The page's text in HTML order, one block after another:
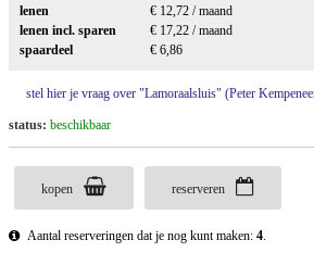
lenen
€ 12,72 / maand
lenen incl. sparen
€ 17,22 / maand
spaardeel
€ 6,86
stel hier je vraag over "Lamoraalsluis" (Peter
status: beschikbaar
kopen reserveren
Aantal reserveringen dat je nog kunt maken: 4.